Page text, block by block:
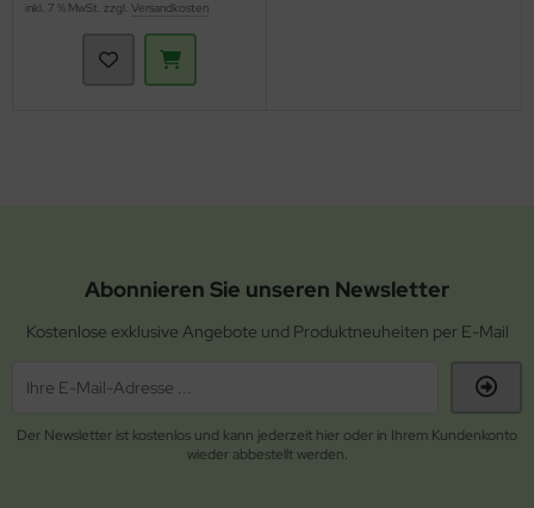
inkl. 7 % MwSt. zzgl. Versandkosten
Abonnieren Sie unseren Newsletter
Kostenlose exklusive Angebote und Produktneuheiten per E-Mail
Der Newsletter ist kostenlos und kann jederzeit hier oder in Ihrem Kundenkonto
wieder abbestellt werden.